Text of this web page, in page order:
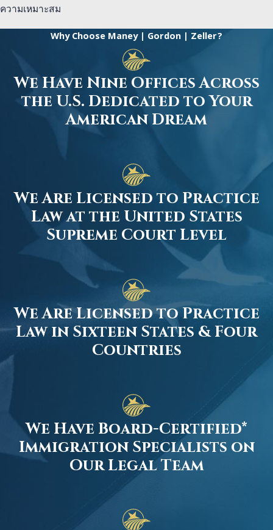
ความเหมาะสม
Why Choose Maney | Gordon | Zeller?
We Have Nine Offices Across
the U.S. Dedicated to Your
American Dream
We Are Licensed to Practice
Law at the United States
Supreme Court Level
We Are Licensed to Practice
Law in Sixteen States & Four
Countries
We Have Board-Certified*
Immigration Specialists on
Our Legal Team